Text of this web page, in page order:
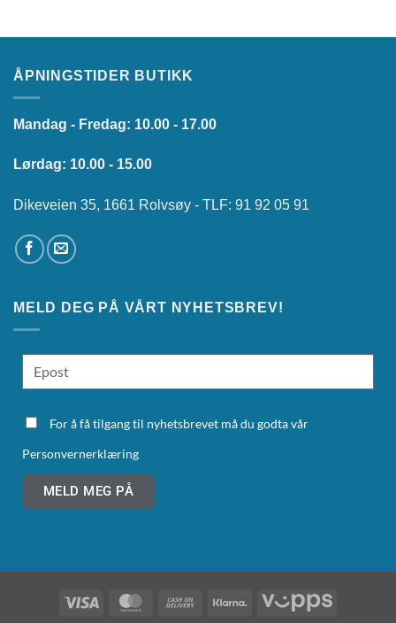
ÅPNINGSTIDER BUTIKK
Mandag - Fredag: 10.00 - 17.00
Lørdag: 10.00 - 15.00
Dikeveien 35, 1661 Rolvsøy - TLF: 91 92 05 91
MELD DEG PÅ VÅRT NYHETSBREV!
For å få tilgang til nyhetsbrevet må du godta vår
Personvernerklæring
MELD MEG PÅ